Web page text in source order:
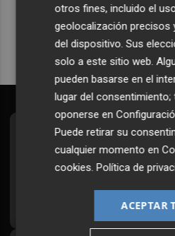
Quiero
Suscríbete
Todos los días a
otros fines, incluido el
geolocalización precisos
del dispositivo. Sus
solo a este sitio web.
pueden basarse en el
lugar del consentimiento;
oponerse en
Puede retirar su
cualquier momento en
cookies.Política de
ACEPTAR